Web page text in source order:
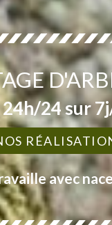
24 sur
avec